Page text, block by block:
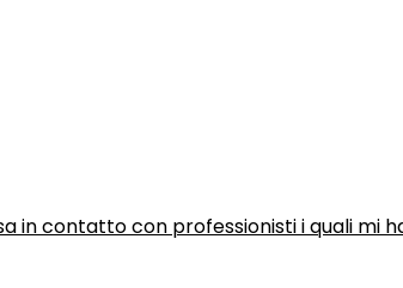
in contatto con professionisti i quali mi